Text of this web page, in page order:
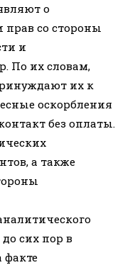
о
со стороны
и
По их словам,
их к
оскорбления
без оплаты.
а также
сих пор в
факте